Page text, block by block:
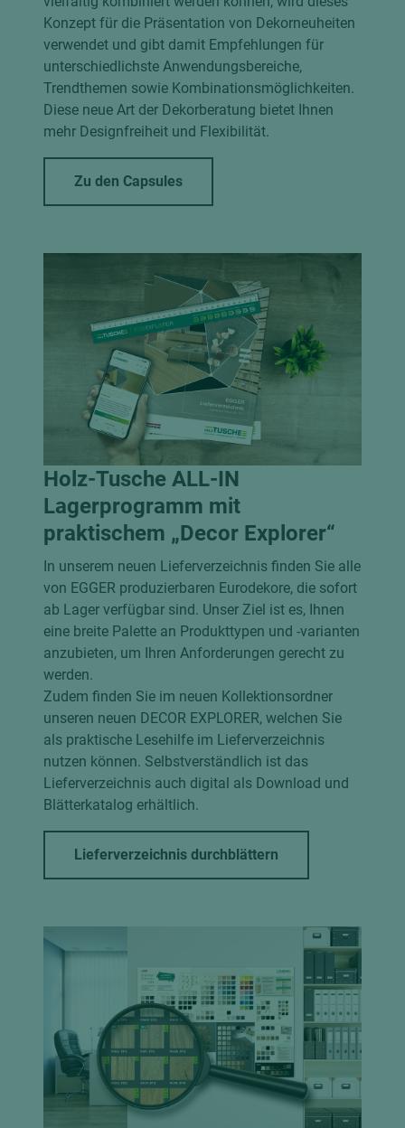
Konzept für die Präsentation von Dekorneuheiten
verwendet und gibt damit Empfehlungen für
unterschiedlichste Anwendungsbereiche,
Trendthemen sowie Kombinationsmöglichkeiten.
Diese neue Art der Dekorberatung bietet Ihnen
mehr Designfreiheit und Flexibilität.
Zu den Capsules
Holz-Tusche ALL-IN
Lagerprogramm mit
praktischem „Decor Explorer“
In unserem neuen Lieferverzeichnis finden Sie alle
von EGGER produzierbaren Eurodekore, die sofort
ab Lager verfügbar sind. Unser Ziel ist es, Ihnen
eine breite Palette an Produkttypen und -varianten
anzubieten, um Ihren Anforderungen gerecht zu
werden.
Zudem finden Sie im neuen Kollektionsordner
unseren neuen DECOR EXPLORER, welchen Sie
als praktische Lesehilfe im Lieferverzeichnis
nutzen können. Selbstverständlich ist das
Lieferverzeichnis auch digital als Download und
Blätterkatalog erhältlich.
Lieferverzeichnis durchblättern